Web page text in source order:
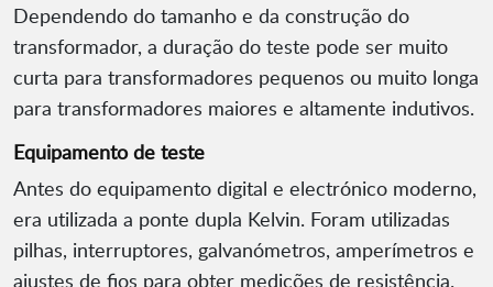
Dependendo do tamanho e da construção do
transformador, a duração do teste pode ser muito
curta para transformadores pequenos ou muito longa
para transformadores maiores e altamente indutivos.
Equipamento de teste
Antes do equipamento digital e electrónico moderno,
era utilizada a ponte dupla Kelvin. Foram utilizadas
pilhas, interruptores, galvanómetros, amperímetros e
ajustes de fios para obter medições de resistência.